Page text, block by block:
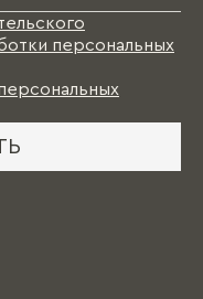
персональных